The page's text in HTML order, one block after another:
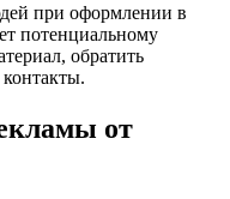
при оформлении в
потенциальному
обратить
от